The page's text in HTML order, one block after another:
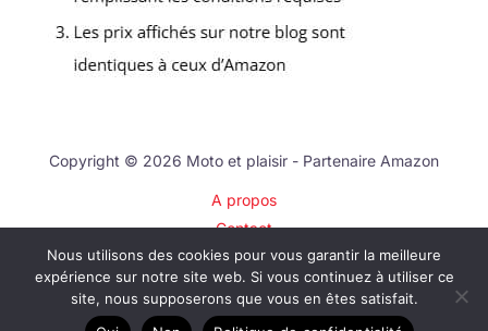
Copyright © 2026 Moto et plaisir - Partenaire Amazon
A propos
Contact
Plan du site
Mentions légales
Politique de confidentialité
Nous utilisons des cookies pour vous garantir la meilleure
expérience sur notre site web. Si vous continuez à utiliser ce
site, nous supposerons que vous en êtes satisfait.